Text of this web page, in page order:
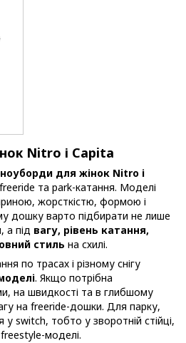
Nitro і Capita
для жінок Nitro і
та park-катання. Моделі
жорсткістю, формою і
дошку варто підбирати не лише
а під вагу, рівень катання,
стиль на схилі.
по трасах і різному снігу
. Якщо потрібна
на швидкості та в глибшому
на freeride-дошки. Для парку,
у switch, тобто у зворотній стійці,
моделі.